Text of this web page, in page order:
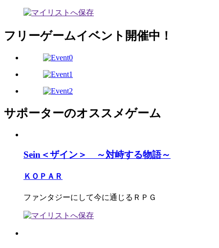
フリーゲームイベント開催中！
サポーターのオススメゲーム
Sein＜ザイン＞ ～対峙する物語～
ＫＯＰＡＲ
ファンタジーにして今に通じるＲＰＧ